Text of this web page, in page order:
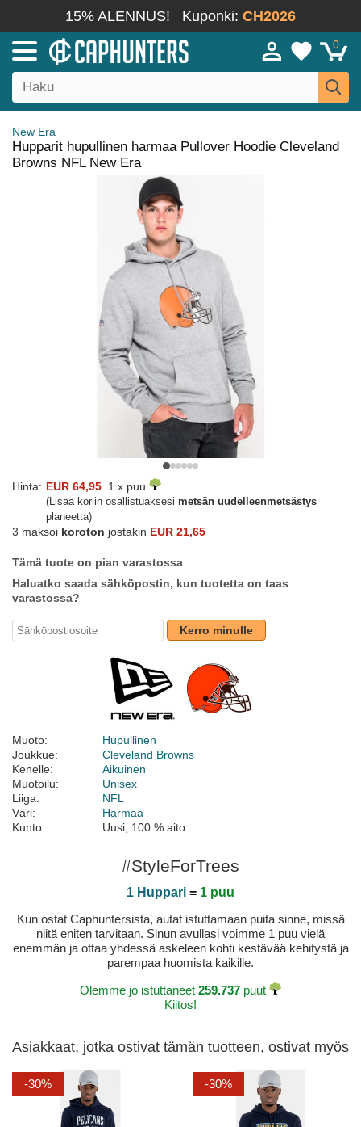
15% ALENNUS! Kuponki: CH2026
0
New Era
Hupparit hupullinen harmaa Pullover Hoodie Cleveland
Browns NFL New Era
Hinta: EUR 64,95 1 x puu
(Lisää koriin osallistuaksesi metsän uudelleenmetsästys
planeetta)
3 maksoi koroton jostakin EUR 21,65
Tämä tuote on pian varastossa
Haluatko saada sähköpostin, kun tuotetta on taas
varastossa?
Kerro minulle
Muoto:
Hupullinen
Joukkue:
Cleveland Browns
Kenelle:
Aikuinen
Muotoilu:
Unisex
Liiga:
NFL
Väri:
Harmaa
Kunto:
Uusi; 100 % aito
#StyleForTrees
1 Huppari = 1 puu
Kun ostat Caphuntersista, autat istuttamaan puita sinne, missä
niitä eniten tarvitaan. Sinun avullasi voimme 1 puu vielä
enemmän ja ottaa yhdessä askeleen kohti kestävää kehitystä ja
parempaa huomista kaikille.
Olemme jo istuttaneet 259.737 puut
Kiitos!
Asiakkaat, jotka ostivat tämän tuotteen, ostivat myös
-30% -30%